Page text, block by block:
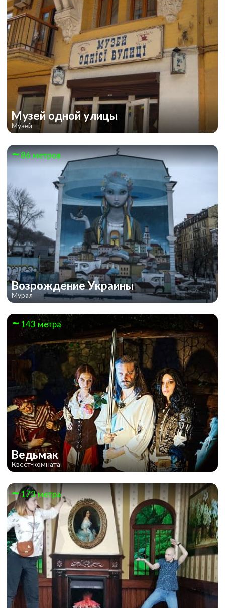
Музей одной улицы
Музей
86 метров
Возрождение Украины
Мурал
143 метра
Ведьмак
Квест-комната
173 метра